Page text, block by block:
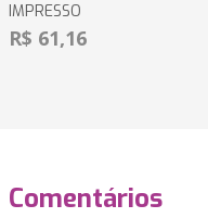
IMPRESSO
R$ 61,16
Comentários